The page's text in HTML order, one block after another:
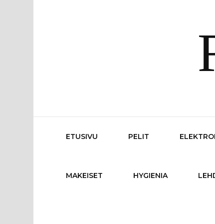
ETUSIVU PELIT
MAKEISET HYGIENIA